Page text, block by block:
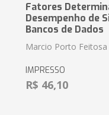
Fatores
Desempenho de
Bancos de Dados
Marcio Porto Feitosa
IMPRESSO
R$ 46,10